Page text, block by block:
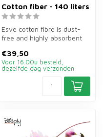
Cotton fiber - 140 liters
Esve cotton fibre is dust-
free and highly absorbent
€39,50
Voor 16.00u besteld,
dezelfde dag verzonden